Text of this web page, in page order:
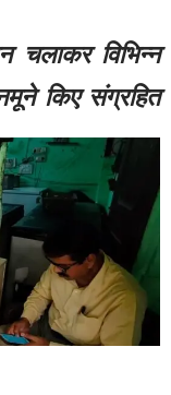
चलाकर विभिन्न
किए संग्रहित